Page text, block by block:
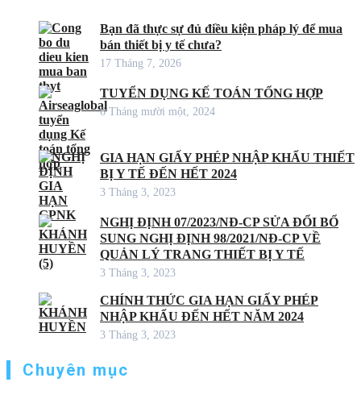
Bạn đã thực sự đủ điều kiện pháp lý để mua
bán thiết bị y tế chưa?
17 Tháng 7, 2026
TUYỂN DỤNG KẾ TOÁN TỔNG HỢP
6 Tháng mười một, 2024
GIA HẠN GIẤY PHÉP NHẬP KHẨU THIẾT
BỊ Y TẾ ĐẾN HẾT 2024
3 Tháng 3, 2023
NGHỊ ĐỊNH 07/2023/NĐ-CP SỬA ĐỔI BỔ
SUNG NGHỊ ĐỊNH 98/2021/NĐ-CP VỀ
QUẢN LÝ TRANG THIẾT BỊ Y TẾ
3 Tháng 3, 2023
CHÍNH THỨC GIA HẠN GIẤY PHÉP
NHẬP KHẨU ĐẾN HẾT NĂM 2024
3 Tháng 3, 2023
Chuyên mục